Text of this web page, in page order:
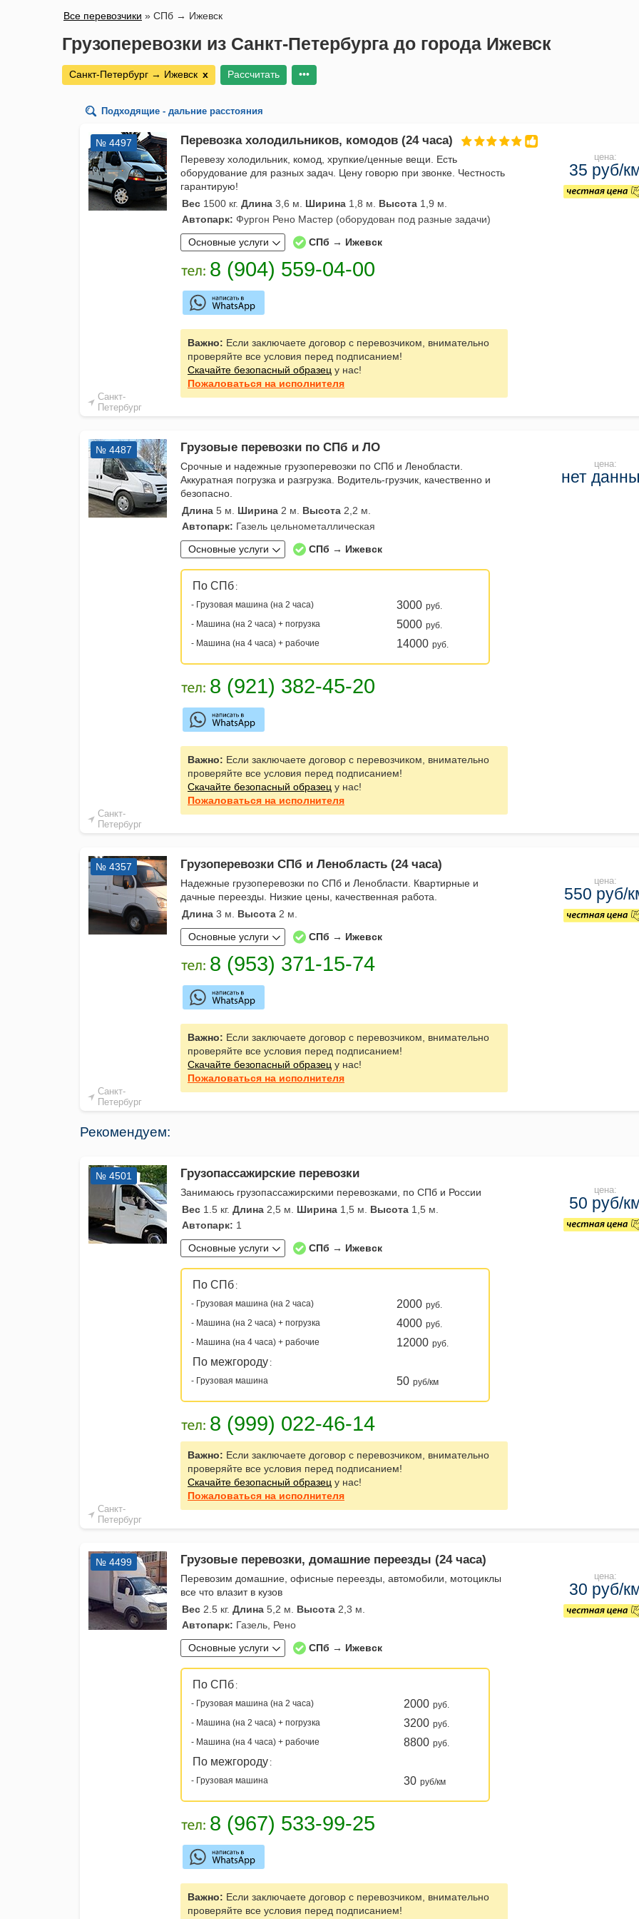
Все перевозчики » СПб → Ижевск
Грузоперевозки из Санкт-Петербурга до города Ижевск
Санкт-Петербург → Ижевск х Рассчитать •••
Подходящие - дальние расстояния
Санкт-
Петербург
№ 4497 Перевозка холодильников, комодов (24 часа)
Перевезу холодильник, комод, хрупкие/ценные вещи. Есть
оборудование для разных задач. Цену говорю при звонке. Честность
гарантирую!
Вес 1500 кг. Длина 3,6 м. Ширина 1,8 м. Высота 1,9 м.
Автопарк: Фургон Рено Мастер (оборудован под разные задачи)
Основные услуги
СПб → Ижевск
Важно: Если заключаете договор с перевозчиком, внимательно
проверяйте все условия перед подписанием!
Скачайте безопасный образец у нас!
Пожаловаться на исполнителя
цена:
35 руб/
Санкт-
Петербург
№ 4487 Грузовые перевозки по СПб и ЛО
Срочные и надежные грузоперевозки по СПб и Ленобласти.
Аккуратная погрузка и разгрузка. Водитель-грузчик, качественно и
безопасно.
Длина 5 м. Ширина 2 м. Высота 2,2 м.
Автопарк: Газель цельнометаллическая
Основные услуги
СПб → Ижевск
По СПб :
- Грузовая машина (на 2 часа)
3000 руб.
- Машина (на 2 часа) + погрузка
5000 руб.
- Машина (на 4 часа) + рабочие
14000 руб.
Важно: Если заключаете договор с перевозчиком, внимательно
проверяйте все условия перед подписанием!
Скачайте безопасный образец у нас!
Пожаловаться на исполнителя
цена:
нет
Санкт-
Петербург
№ 4357 Грузоперевозки СПб и Ленобласть (24 часа)
Надежные грузоперевозки по СПб и Ленобласти. Квартирные и
дачные переезды. Низкие цены, качественная работа.
Длина 3 м. Высота 2 м.
Основные услуги
СПб → Ижевск
Важно: Если заключаете договор с перевозчиком, внимательно
проверяйте все условия перед подписанием!
Скачайте безопасный образец у нас!
Пожаловаться на исполнителя
цена:
550 руб/
Рекомендуем:
Санкт-
Петербург
№ 4501 Грузопассажирские перевозки
Занимаюсь грузопассажирскими перевозками, по СПб и России
Вес 1.5 кг. Длина 2,5 м. Ширина 1,5 м. Высота 1,5 м.
Автопарк: 1
Основные услуги
СПб → Ижевск
По СПб :
- Грузовая машина (на 2 часа)
2000 руб.
- Машина (на 2 часа) + погрузка
4000 руб.
- Машина (на 4 часа) + рабочие
12000 руб.
По межгороду :
- Грузовая машина
50 руб/км
Важно: Если заключаете договор с перевозчиком, внимательно
проверяйте все условия перед подписанием!
Скачайте безопасный образец у нас!
Пожаловаться на исполнителя
цена:
50 руб/
№ 4499 Грузовые перевозки, домашние переезды (24 часа)
Перевозим домашние, офисные переезды, автомобили, мотоциклы
все что влазит в кузов
Вес 2.5 кг. Длина 5,2 м. Высота 2,3 м.
Автопарк: Газель, Рено
Основные услуги
СПб → Ижевск
По СПб :
- Грузовая машина (на 2 часа)
2000 руб.
- Машина (на 2 часа) + погрузка
3200 руб.
- Машина (на 4 часа) + рабочие
8800 руб.
По межгороду :
- Грузовая машина
30 руб/км
Важно: Если заключаете договор с перевозчиком, внимательно
проверяйте все условия перед подписанием!
цена:
30 руб/